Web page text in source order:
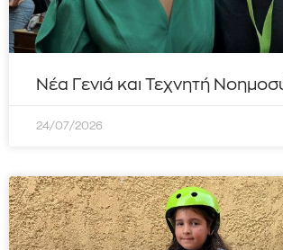
Νέα Γενιά και Τεχνητή
24/07/2026